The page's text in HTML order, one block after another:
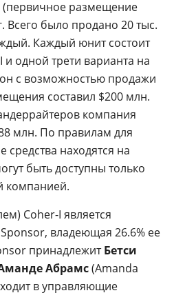
(первичное размещение
Всего было продано 20 тыс.
Каждый юнит состоит
одной трети варианта на
с возможностью продажи
составил $200 млн.
компания
млн. По правилам для
средства находятся на
быть доступны только
компанией.
Coher-I является
владеющая 26.6% ее
принадлежитБетси
Абрамс(Amanda
в управляющие